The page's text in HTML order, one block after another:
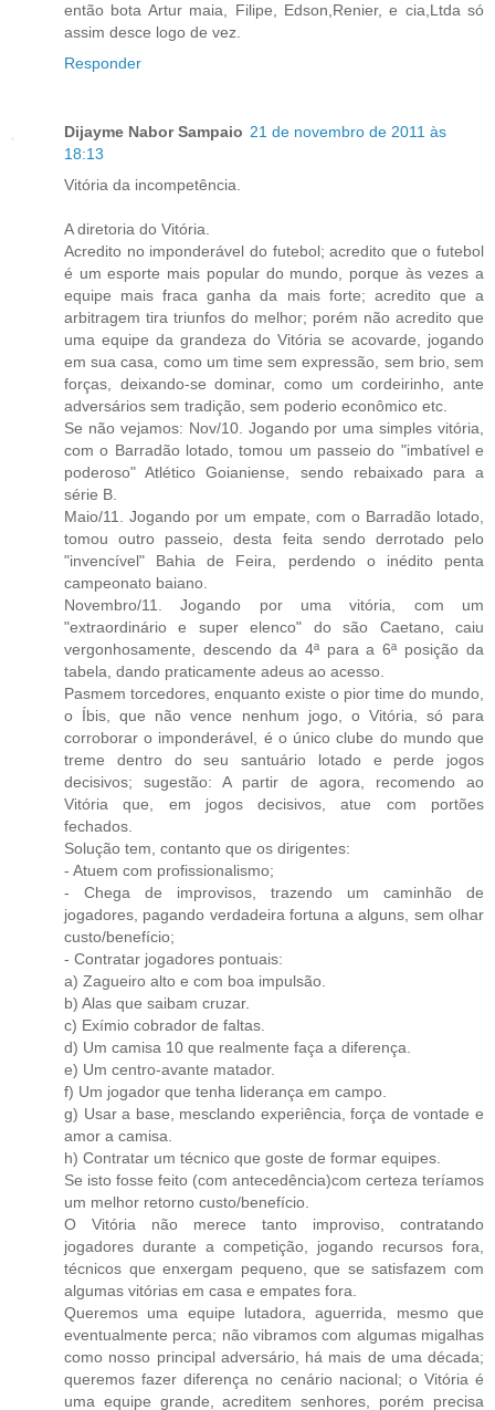
então bota Artur maia, Filipe, Edson,Renier, e cia,Ltda só
assim desce logo de vez.
Responder
Dijayme Nabor Sampaio 21 de novembro de 2011 às
18:13
Vitória da incompetência.
A diretoria do Vitória.
Acredito no imponderável do futebol; acredito que o futebol
é um esporte mais popular do mundo, porque às vezes a
equipe mais fraca ganha da mais forte; acredito que a
arbitragem tira triunfos do melhor; porém não acredito que
uma equipe da grandeza do Vitória se acovarde, jogando
em sua casa, como um time sem expressão, sem brio, sem
forças, deixando-se dominar, como um cordeirinho, ante
adversários sem tradição, sem poderio econômico etc.
Se não vejamos: Nov/10. Jogando por uma simples vitória,
com o Barradão lotado, tomou um passeio do "imbatível e
poderoso" Atlético Goianiense, sendo rebaixado para a
série B.
Maio/11. Jogando por um empate, com o Barradão lotado,
tomou outro passeio, desta feita sendo derrotado pelo
"invencível" Bahia de Feira, perdendo o inédito penta
campeonato baiano.
Novembro/11. Jogando por uma vitória, com um
"extraordinário e super elenco" do são Caetano, caiu
vergonhosamente, descendo da 4ª para a 6ª posição da
tabela, dando praticamente adeus ao acesso.
Pasmem torcedores, enquanto existe o pior time do mundo,
o Íbis, que não vence nenhum jogo, o Vitória, só para
corroborar o imponderável, é o único clube do mundo que
treme dentro do seu santuário lotado e perde jogos
decisivos; sugestão: A partir de agora, recomendo ao
Vitória que, em jogos decisivos, atue com portões
fechados.
Solução tem, contanto que os dirigentes:
- Atuem com profissionalismo;
- Chega de improvisos, trazendo um caminhão de
jogadores, pagando verdadeira fortuna a alguns, sem olhar
custo/benefício;
- Contratar jogadores pontuais:
a) Zagueiro alto e com boa impulsão.
b) Alas que saibam cruzar.
c) Exímio cobrador de faltas.
d) Um camisa 10 que realmente faça a diferença.
e) Um centro-avante matador.
f) Um jogador que tenha liderança em campo.
g) Usar a base, mesclando experiência, força de vontade e
amor a camisa.
h) Contratar um técnico que goste de formar equipes.
Se isto fosse feito (com antecedência)com certeza teríamos
um melhor retorno custo/benefício.
O Vitória não merece tanto improviso, contratando
jogadores durante a competição, jogando recursos fora,
técnicos que enxergam pequeno, que se satisfazem com
algumas vitórias em casa e empates fora.
Queremos uma equipe lutadora, aguerrida, mesmo que
eventualmente perca; não vibramos com algumas migalhas
como nosso principal adversário, há mais de uma década;
queremos fazer diferença no cenário nacional; o Vitória é
uma equipe grande, acreditem senhores, porém precisa